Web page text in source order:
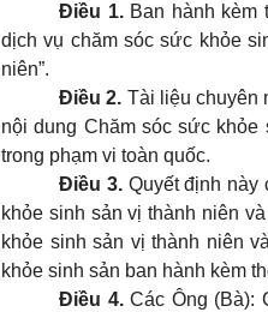
Điều 1. Ban hành kèm
dịch vụ chăm sóc sức khỏe
niên”.
Điều 2. Tài liệu chuyên
nội dung Chăm sóc sức
trong phạm vi toàn quốc.
Điều 3. Quyết định này
khỏe sinh sản vị thành niên
khỏe sinh sản vị thành niên
khỏe sinh sản ban hành kèm
Điều 4.Các Ông (Bà):